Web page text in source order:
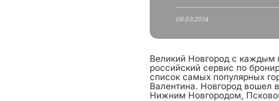
06.03.2014
Великий Новгород с каждым
российский сервис по
список самых популярных
Валентина. Новгород вошел
Нижним Новгородом,